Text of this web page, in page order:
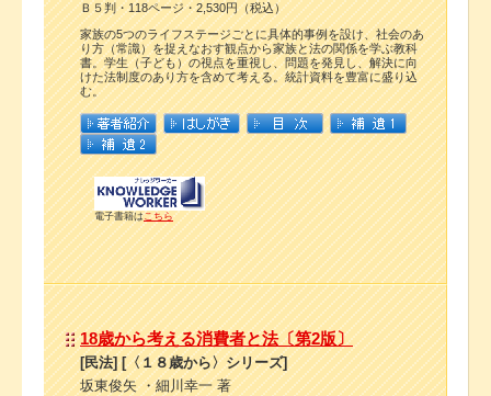
Ｂ５判・118ページ・2,530円（税込）
家族の5つのライフステージごとに具体的事例を設け、社会のあ
り方（常識）を捉えなおす観点から家族と法の関係を学ぶ教科
書。学生（子ども）の視点を重視し、問題を発見し、解決に向
けた法制度のあり方を含めて考える。統計資料を豊富に盛り込
む。
電子書籍はこちら
18歳から考える消費者と法〔第2版〕
[民法] [〈１８歳から〉シリーズ]
坂東俊矢 ・細川幸一 著